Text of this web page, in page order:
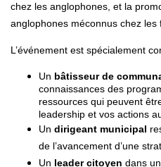
chez les anglophones, et la
anglophones méconnus chez les
L’événement est spécialement
Un bâtisseur de
connaissances des
ressources qui peuvent
leadership et vos actions
Un dirigeant municipal
de l’avancement d’une
Un leader citoyen dans